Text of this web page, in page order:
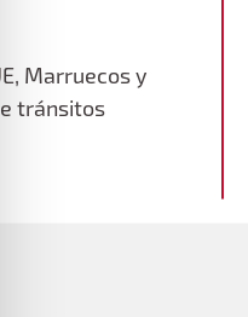
Marruecos y
tránsitos